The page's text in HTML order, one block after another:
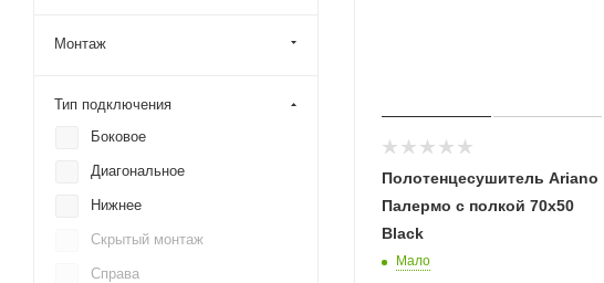
Полотенцесушитель Ariano
Палермо с полкой 70х50
Black
Мало
Монтаж
Тип подключения
Боковое
Диагональное
Нижнее
Скрытый монтаж
Справа